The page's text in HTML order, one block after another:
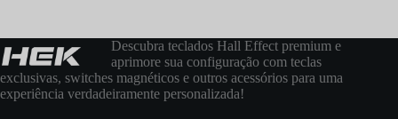
Descubra teclados Hall Effect premium e
aprimore sua configuração com teclas
exclusivas, switches magnéticos e outros acessórios para uma
experiência verdadeiramente personalizada!